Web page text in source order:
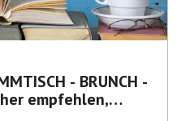
empfehlen,